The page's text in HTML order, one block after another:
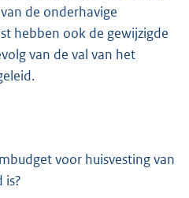
de onderhavige
hebben ook de gewijzigde
van de val van het
voor huisvesting van
is?